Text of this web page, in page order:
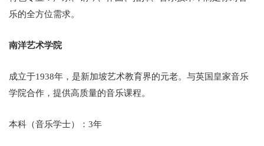
乐的全方位需求。
南洋艺术学院
成立于1938年，是新加坡艺术教育界的元老。与英国皇家音乐
学院合作，提供高质量的音乐课程。
本科（音乐学士）：3年